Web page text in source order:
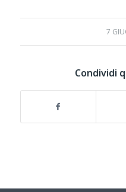
7
Condividi